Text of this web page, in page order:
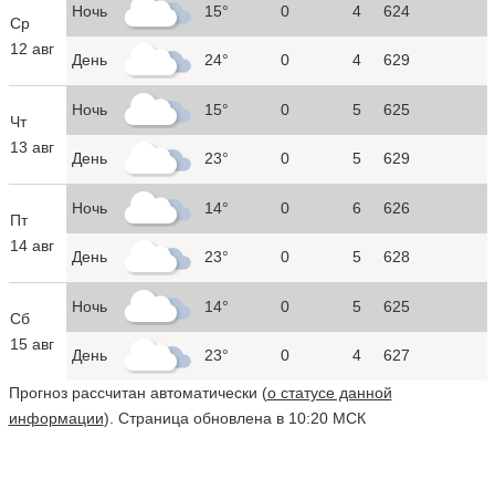
Ср
12 авг
Ночь 15° 0 4 624
День 24° 0 4 629
Чт
13 авг
Ночь 15° 0 5 625
День 23° 0 5 629
Пт
14 авг
Ночь 14° 0 6 626
День 23° 0 5 628
Сб
15 авг
Ночь 14° 0 5 625
День 23° 0 4 627
Прогноз рассчитан автоматически (о статусе данной
информации). Страница обновлена в 10:20 МСК